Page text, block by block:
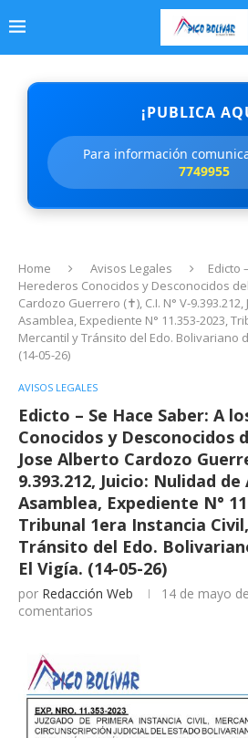
¡PUBLICA
Para información
7749955
Home Avisos Legales
Edicto
Herederos Conocidos y Desconocidos
Cardozo Guerrero (✝), C.I. N° V-
Asamblea, Expediente N° 11.353-2023,
Mercantil y Tránsito del Edo. Bolivariano
(14-05-26)
AVISOS LEGALES
Edicto – Se Hace Saber: A
Conocidos y Desconocidos
Jose Alberto Cardozo
9.393.212, Juicio: Nulidad de
Asamblea, Expediente N°
Tribunal 1era Instancia
Tránsito del Edo.
El Vigía. (14-05-26)
por Redacción Web 14 de mayo
comentarios